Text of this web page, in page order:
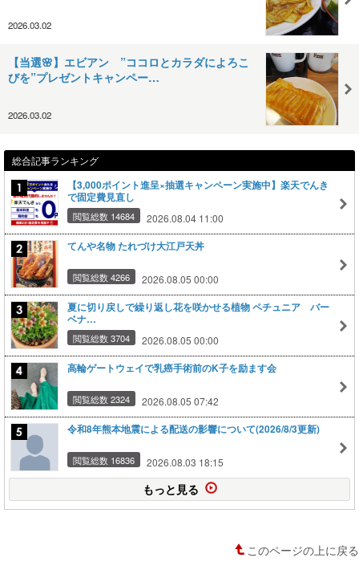
2026.03.02
【当選🌸】エビアン ”ココロとカラダによろこ
びを”プレゼントキャンペー…
2026.03.02
総合記事ランキング
【3,000ポイント進呈×抽選キャンペーン実施中】楽天でんき
で固定費見直し
閲覧総数 14684 2026.08.04 11:00
てんや名物 たれづけ大江戸天丼
閲覧総数 4266 2026.08.05 00:00
夏に切り戻しで繰り返し花を咲かせる植物 ペチュニア バー
ベナ…
閲覧総数 3704 2026.08.05 00:00
高輪ゲートウェイで乳癌手術前のK子を励ます会
閲覧総数 2324 2026.08.05 07:42
令和8年熊本地震による配送の影響について(2026/8/3更新)
閲覧総数 16836 2026.08.03 18:15
もっと見る
このページの上に戻る